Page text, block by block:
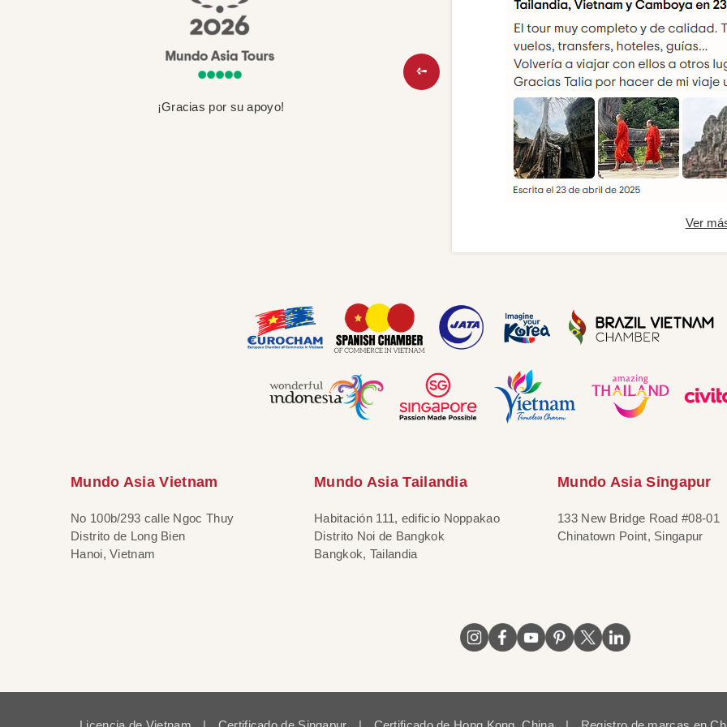
¡Gracias por su apoyo!
Ver
Mundo Asia Vietnam
No 100b/293 calle Ngoc Thuy
Distrito de Long Bien
Hanoi, Vietnam
Mundo Asia Tailandia
Habitación 111, edificio Noppakao
Distrito Noi de Bangkok
Bangkok, Tailandia
Mundo Asia Singapur
133 New Bridge Road #08-01
Chinatown Point, Singapur